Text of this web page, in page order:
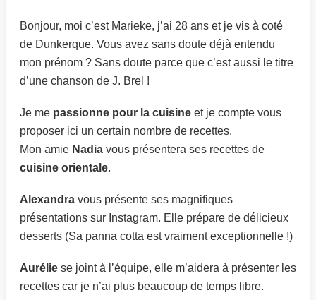
Bonjour, moi c’est Marieke, j’ai 28 ans et je vis à coté
de Dunkerque. Vous avez sans doute déjà entendu
mon prénom ? Sans doute parce que c’est aussi le titre
d’une chanson de J. Brel !
Je me passionne pour la cuisine et je compte vous
proposer ici un certain nombre de recettes.
Mon amie Nadia vous présentera ses recettes de
cuisine orientale.
Alexandra vous présente ses magnifiques
présentations sur Instagram. Elle prépare de délicieux
desserts (Sa panna cotta est vraiment exceptionnelle !)
Aurélie se joint à l’équipe, elle m’aidera à présenter les
recettes car je n’ai plus beaucoup de temps libre.